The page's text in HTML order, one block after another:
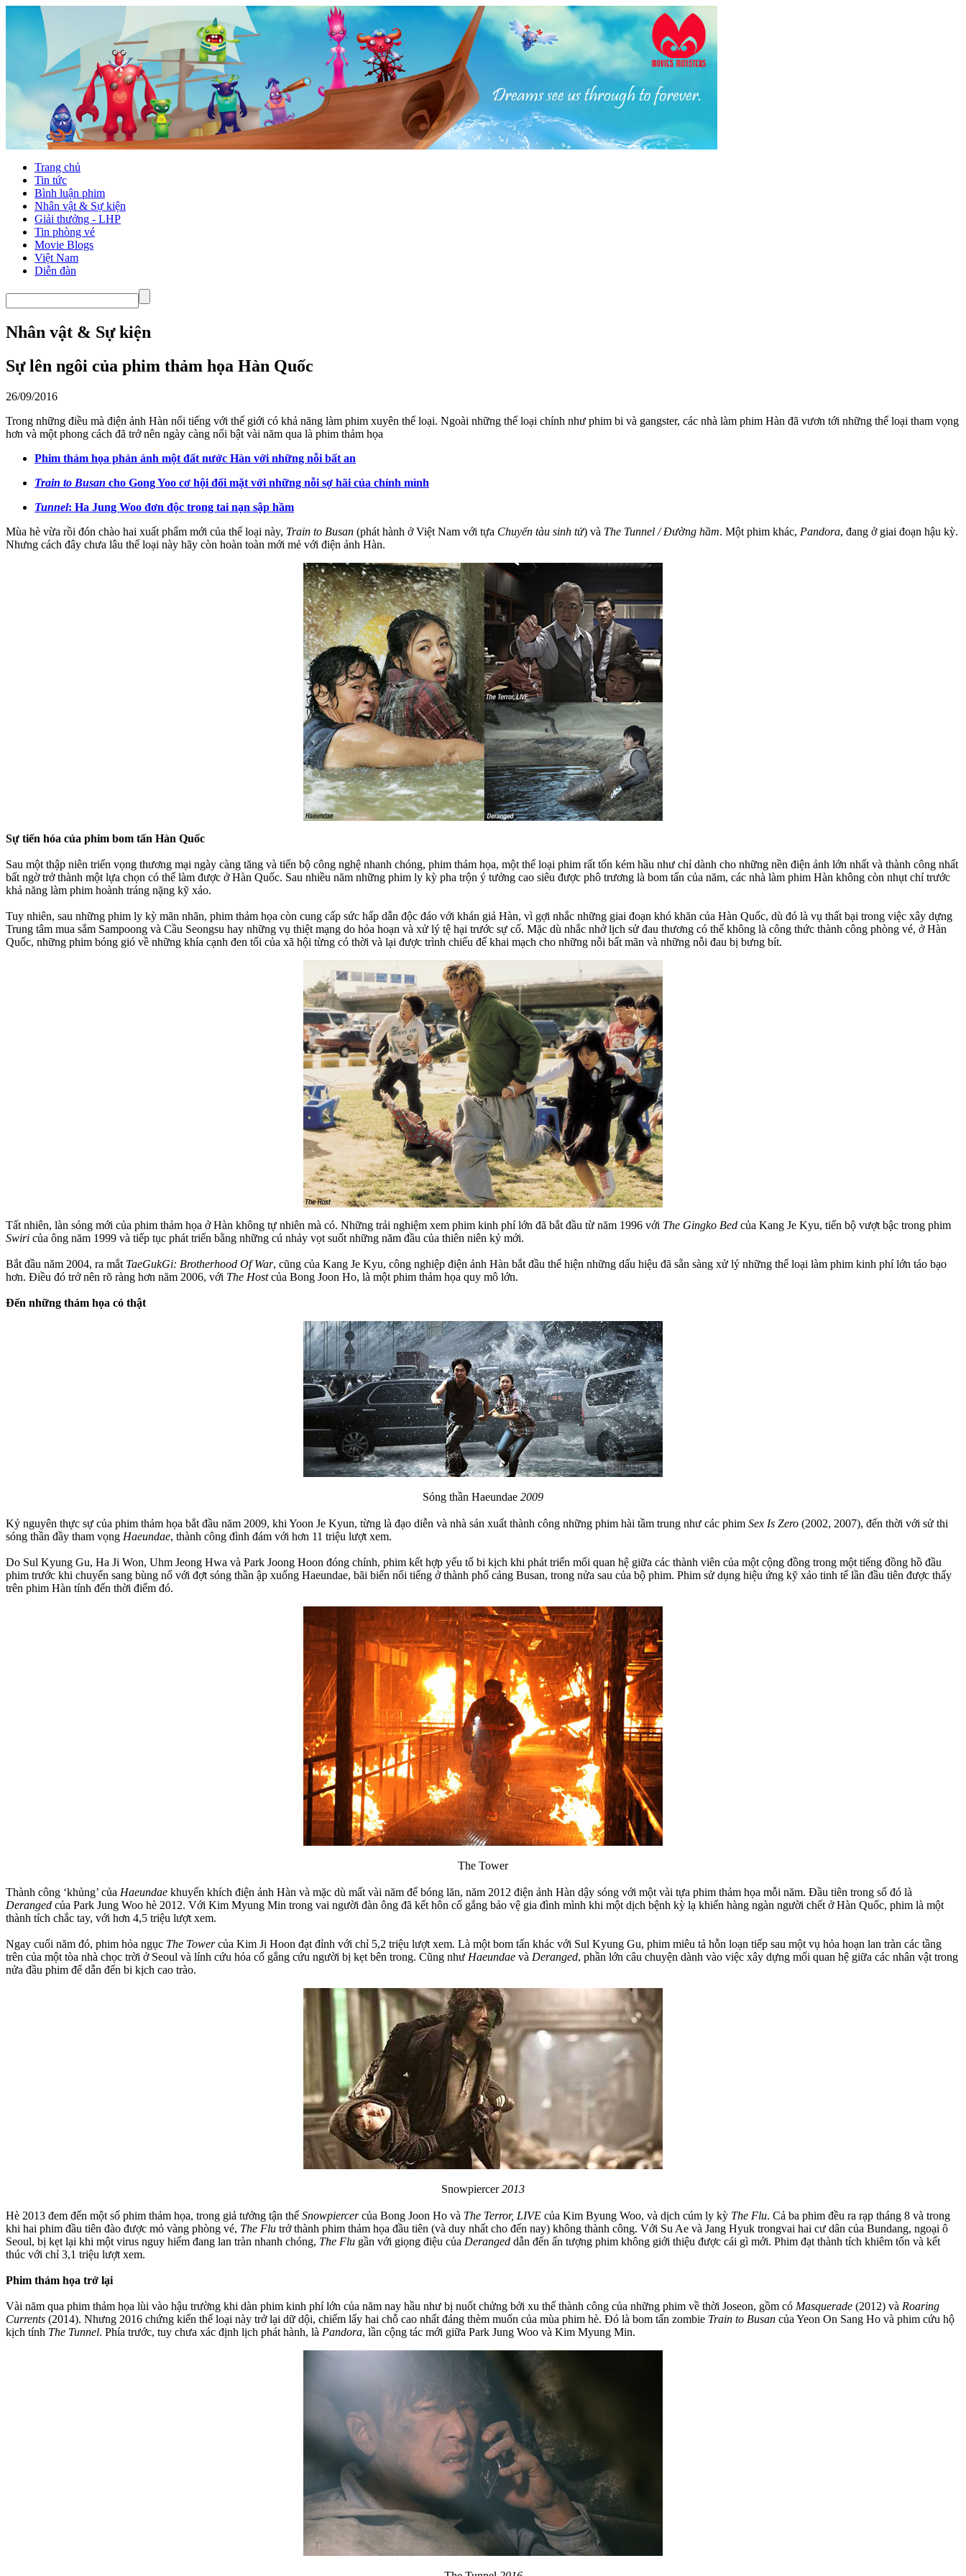
Trang chủ
Tin tức
Bình luận phim
Nhân vật & Sự kiện
Giải thưởng - LHP
Tin phòng vé
Movie Blogs
Việt Nam
Diễn đàn
Nhân vật & Sự kiện
Sự lên ngôi của phim thảm họa Hàn Quốc
26/09/2016
Trong những điều mà điện ảnh Hàn nổi tiếng với thế giới có khả năng làm phim xuyên thể loại. Ngoài những thể loại chính như phim bi và gangster, các nhà làm phim Hàn đã vươn tới những thể loại tham vọng
hơn và một phong cách đã trở nên ngày càng nổi bật vài năm qua là phim thảm họa
Phim thảm họa phản ánh một đất nước Hàn với những nỗi bất an
Train to Busan cho Gong Yoo cơ hội đối mặt với những nỗi sợ hãi của chính mình
Tunnel: Ha Jung Woo đơn độc trong tai nạn sập hầm
Mùa hè vừa rồi đón chào hai xuất phẩm mới của thể loại này, Train to Busan (phát hành ở Việt Nam với tựa Chuyến tàu sinh tử) và The Tunnel / Đường hầm. Một phim khác, Pandora, đang ở giai đoạn hậu kỳ.
Nhưng cách đây chưa lâu thể loại này hãy còn hoàn toàn mới mẻ với điện ảnh Hàn.
Sự tiến hóa của phim bom tấn Hàn Quốc
Sau một thập niên triển vọng thương mại ngày càng tăng và tiến bộ công nghệ nhanh chóng, phim thảm họa, một thể loại phim rất tốn kém hầu như chỉ dành cho những nền điện ảnh lớn nhất và thành công nhất
bất ngờ trở thành một lựa chọn có thể làm được ở Hàn Quốc. Sau nhiều năm những phim ly kỳ pha trộn ý tưởng cao siêu được phô trương là bom tấn của năm, các nhà làm phim Hàn không còn nhụt chí trước
khả năng làm phim hoành tráng nặng kỹ xảo.
Tuy nhiên, sau những phim ly kỳ mãn nhãn, phim thảm họa còn cung cấp sức hấp dẫn độc đáo với khán giả Hàn, vì gợi nhắc những giai đoạn khó khăn của Hàn Quốc, dù đó là vụ thất bại trong việc xây dựng
Trung tâm mua sắm Sampoong và Cầu Seongsu hay những vụ thiệt mạng do hỏa hoạn và xử lý tệ hại trước sự cố. Mặc dù nhắc nhở lịch sử đau thương có thể không là công thức thành công phòng vé, ở Hàn
Quốc, những phim bóng gió về những khía cạnh đen tối của xã hội từng có thời và lại được trình chiếu để khai mạch cho những nỗi bất mãn và những nỗi đau bị bưng bít.
Tất nhiên, làn sóng mới của phim thảm họa ở Hàn không tự nhiên mà có. Những trải nghiệm xem phim kinh phí lớn đã bắt đầu từ năm 1996 với The Gingko Bed của Kang Je Kyu, tiến bộ vượt bậc trong phim
Swiri của ông năm 1999 và tiếp tục phát triển bằng những cú nhảy vọt suốt những năm đầu của thiên niên kỷ mới.
Bắt đầu năm 2004, ra mắt TaeGukGi: Brotherhood Of War, cũng của Kang Je Kyu, công nghiệp điện ảnh Hàn bắt đầu thể hiện những dấu hiệu đã sẵn sàng xử lý những thể loại làm phim kinh phí lớn táo bạo
hơn. Điều đó trở nên rõ ràng hơn năm 2006, với The Hostcủa Bong Joon Ho, là một phim thảm họa quy mô lớn.
Đến những thảm họa có thật
Sóng thần Haeundae 2009
Kỷ nguyên thực sự của phim thảm họa bắt đầu năm 2009, khi Yoon Je Kyun, từng là đạo diễn và nhà sản xuất thành công những phim hài tầm trung như các phim Sex Is Zero (2002, 2007), đến thời với sử thi
sóng thần đầy tham vọng Haeundae, thành công đình đám với hơn 11 triệu lượt xem.
Do Sul Kyung Gu, Ha Ji Won, Uhm Jeong Hwa và Park Joong Hoon đóng chính, phim kết hợp yếu tố bi kịch khi phát triển mối quan hệ giữa các thành viên của một cộng đồng trong một tiếng đồng hồ đầu
phim trước khi chuyển sang bùng nổ với đợt sóng thần ập xuống Haeundae, bãi biển nổi tiếng ở thành phố cảng Busan, trong nửa sau của bộ phim. Phim sử dụng hiệu ứng kỹ xảo tinh tế lần đầu tiên được thấy
trên phim Hàn tính đến thời điểm đó.
The Tower
Thành công ‘khủng’ của Haeundae khuyến khích điện ảnh Hàn và mặc dù mất vài năm để bóng lăn, năm 2012 điện ảnh Hàn dậy sóng với một vài tựa phim thảm họa mỗi năm. Đầu tiên trong số đó là
Deranged của Park Jung Woo hè 2012. Với Kim Myung Min trong vai người đàn ông đã kết hôn cố gắng bảo vệ gia đình mình khi một dịch bệnh kỳ lạ khiến hàng ngàn người chết ở Hàn Quốc, phim là một
thành tích chắc tay, với hơn 4,5 triệu lượt xem.
Ngay cuối năm đó, phim hỏa ngục The Towercủa Kim Ji Hoon đạt đỉnh với chỉ 5,2 triệu lượt xem. Là một bom tấn khác với Sul Kyung Gu, phim miêu tả hỗn loạn tiếp sau một vụ hỏa hoạn lan tràn các tầng
trên của một tòa nhà chọc trời ở Seoul và lính cứu hỏa cố gắng cứu người bị kẹt bên trong. Cũng như Haeundae và Deranged, phần lớn câu chuyện dành vào việc xây dựng mối quan hệ giữa các nhân vật trong
nửa đầu phim để dẫn đến bi kịch cao trào.
Snowpiercer2013
Hè 2013 đem đến một số phim thảm họa, trong giả tưởng tận thế Snowpiercercủa Bong Joon Ho và The Terror, LIVE của Kim Byung Woo, và dịch cúm ly kỳ The Flu. Cả ba phim đều ra rạp tháng 8 và trong
khi hai phim đầu tiên đào được mỏ vàng phòng vé, The Flu trở thành phim thảm họa đầu tiên (và duy nhất cho đến nay) không thành công. Với Su Ae và Jang Hyuk trongvai hai cư dân của Bundang, ngoại ô
Seoul, bị kẹt lại khi một virus nguy hiểm đang lan tràn nhanh chóng, The Flu gần với giọng điệu của Deranged dẫn đến ấn tượng phim không giới thiệu được cái gì mới. Phim đạt thành tích khiêm tốn và kết
thúc với chỉ 3,1 triệu lượt xem.
Phim thảm họa trở lại
Vài năm qua phim thảm họa lùi vào hậu trường khi dàn phim kinh phí lớn của năm nay hầu như bị nuốt chửng bởi xu thế thành công của những phim về thời Joseon, gồm có Masquerade (2012) và Roaring
Currents (2014). Nhưng 2016 chứng kiến thể loại này trở lại dữ dội, chiếm lấy hai chỗ cao nhất đáng thèm muốn của mùa phim hè. Đó là bom tấn zombie Train to Busan của Yeon On Sang Ho và phim cứu hộ
kịch tính The Tunnel. Phía trước, tuy chưa xác định lịch phát hành, là Pandora, lần cộng tác mới giữa Park Jung Woo và Kim Myung Min.